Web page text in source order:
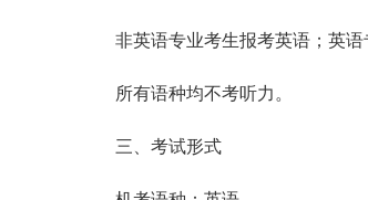
非英语专业考生报考英语；英语
所有语种均不考听力。
三、考试形式